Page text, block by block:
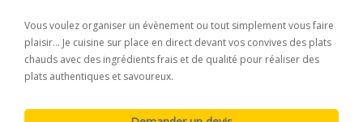
Vous voulez organiser un évènement ou tout simplement vous faire
plaisir... Je cuisine sur place en direct devant vos convives des plats
chauds avec des ingrédients frais et de qualité pour réaliser des
plats authentiques et savoureux.